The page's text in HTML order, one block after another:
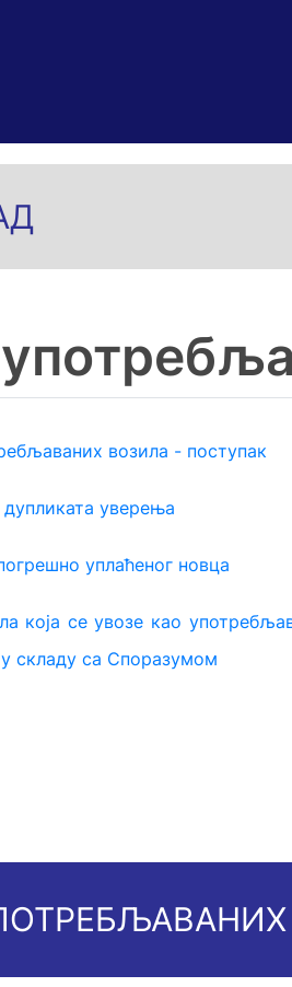
возила - поступак
уверења
уплаћеног новца
која се увозе као
складу са Споразумом